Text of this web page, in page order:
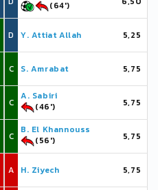
(64')
D Y. Attiat Allah 5,25
C S. Amrabat 5,75
C
A. Sabiri
(46')
5,75
C
B. El Khannouss
(56')
5,75
A H. Ziyech 5,75